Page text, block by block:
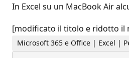
In Excel su un MacBook Air
[modificato il titolo e ridotto il
Microsoft 365 e Office | Excel |